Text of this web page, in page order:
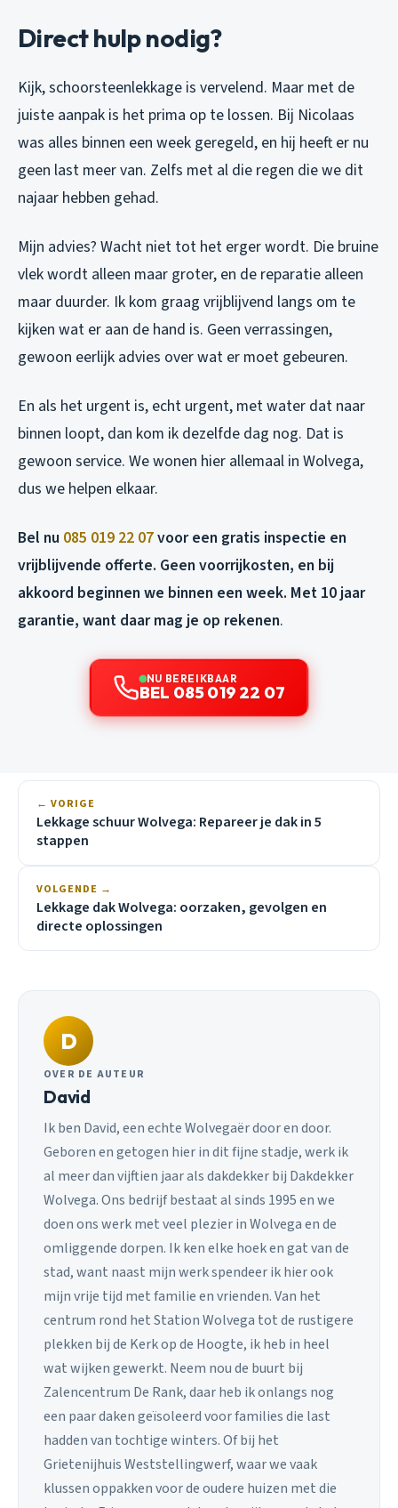
Direct hulp nodig?
Kijk, schoorsteenlekkage is vervelend. Maar met de
juiste aanpak is het prima op te lossen. Bij Nicolaas
was alles binnen een week geregeld, en hij heeft er nu
geen last meer van. Zelfs met al die regen die we dit
najaar hebben gehad.
Mijn advies? Wacht niet tot het erger wordt. Die bruine
vlek wordt alleen maar groter, en de reparatie alleen
maar duurder. Ik kom graag vrijblijvend langs om te
kijken wat er aan de hand is. Geen verrassingen,
gewoon eerlijk advies over wat er moet gebeuren.
En als het urgent is, echt urgent, met water dat naar
binnen loopt, dan kom ik dezelfde dag nog. Dat is
gewoon service. We wonen hier allemaal in Wolvega,
dus we helpen elkaar.
Bel nu 085 019 22 07voor een gratis inspectie en
vrijblijvende offerte. Geen voorrijkosten, en bij
akkoord beginnen we binnen een week. Met 10 jaar
garantie, want daar mag je op rekenen.
NU BEREIKBAAR
BEL 085 019 22 07
← VORIGE
Lekkage schuur Wolvega: Repareer je dak in 5
stappen
VOLGENDE →
Lekkage dak Wolvega: oorzaken, gevolgen en
directe oplossingen
D
OVER DE AUTEUR
David
Ik ben David, een echte Wolvegaër door en door.
Geboren en getogen hier in dit fijne stadje, werk ik
al meer dan vijftien jaar als dakdekker bij Dakdekker
Wolvega. Ons bedrijf bestaat al sinds 1995 en we
doen ons werk met veel plezier in Wolvega en de
omliggende dorpen. Ik ken elke hoek en gat van de
stad, want naast mijn werk spendeer ik hier ook
mijn vrije tijd met familie en vrienden. Van het
centrum rond het Station Wolvega tot de rustigere
plekken bij de Kerk op de Hoogte, ik heb in heel
wat wijken gewerkt. Neem nou de buurt bij
Zalencentrum De Rank, daar heb ik onlangs nog
een paar daken geïsoleerd voor families die last
hadden van tochtige winters. Of bij het
Grietenijhuis Weststellingwerf, waar we vaak
klussen oppakken voor de oudere huizen met die